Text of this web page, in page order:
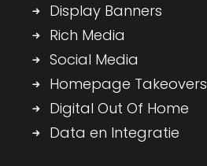
Display Banners
Rich Media
Social Media
Homepage Takeovers
Digital Out Of Home
Data en Integratie